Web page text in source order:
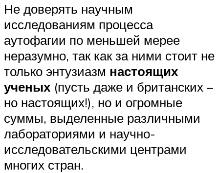
Не доверять научным
исследованиям процесса
аутофагии по меньшей мерее
неразумно, так как за ними стоит не
только энтузиазм настоящих
ученых (пусть даже и британских –
но настоящих!), но и огромные
суммы, выделенные различными
лабораториями и научно-
исследовательскими центрами
многих стран.